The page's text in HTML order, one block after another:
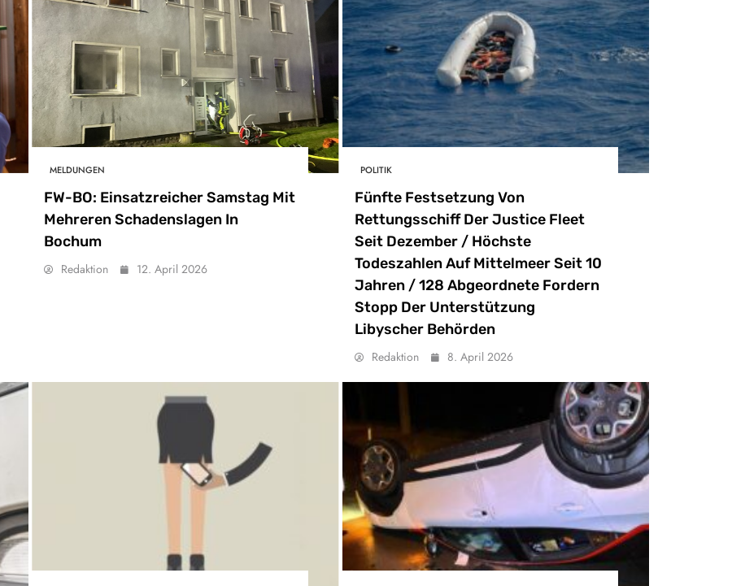
MELDUNGEN
FW-BO: Einsatzreicher Samstag Mit
Mehreren Schadenslagen In
Bochum
Redaktion 12. April 2026
POLITIK
Fünfte Festsetzung Von
Rettungsschiff Der Justice Fleet
Seit Dezember / Höchste
Todeszahlen Auf Mittelmeer Seit 10
Jahren / 128 Abgeordnete Fordern
Stopp Der Unterstützung
Libyscher Behörden
Redaktion 8. April 2026